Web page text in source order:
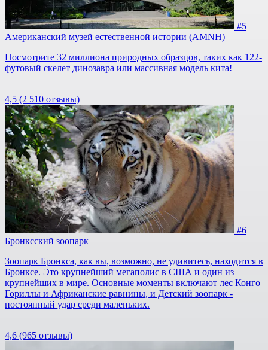
#5
Американский музей естественной истории (AMNH)
Посмотрите 32 миллиона природных образцов, таких как 122-
футовый скелет динозавра или массивная модель кита!
4,5 (2 510 отзывы)
#6
Бронксский зоопарк
Зоопарк Бронкса, как вы, возможно, не удивитесь, находится в
Бронксе. Это крупнейший мегаполис в США и один из
крупнейших в мире. Основные моменты включают лес Конго
Гориллы и Африканские равнины, и Детский зоопарк -
постоянный удар среди маленьких.
4,6 (965 отзывы)